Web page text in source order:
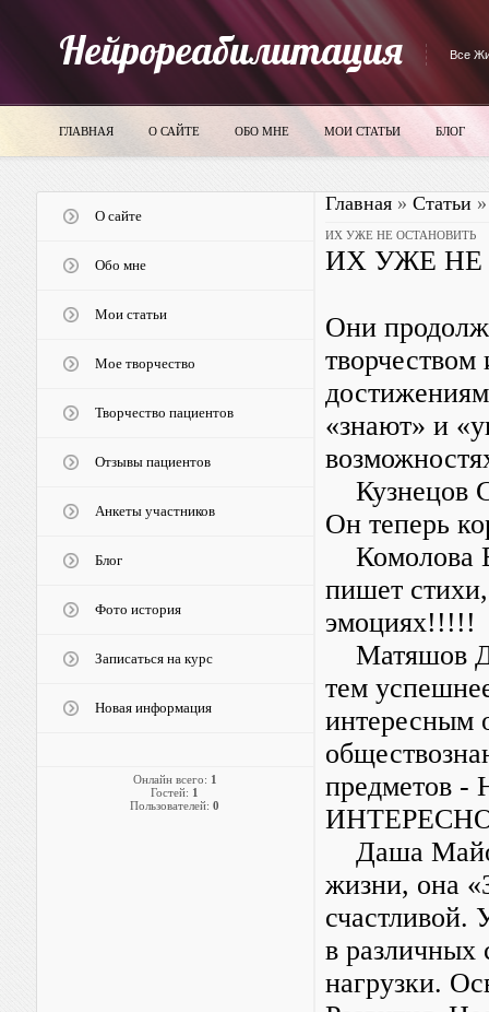
Нейрореабилитация Все
ГЛАВНАЯ О САЙТЕ ОБО МНЕ МОИ СТАТЬИ БЛОГ
О сайте
Обо мне
Мои статьи
Мое творчество
Творчество пациентов
Отзывы пациентов
Анкеты участников
Блог
Фото история
Записаться на курс
Новая информация
Онлайн всего: 1
Гостей: 1
Пользователей: 0
Главная» Статьи
ИХ УЖЕ НЕ ОСТАНОВИТЬ
ИХ УЖЕ НЕ
Они
«знают» и
Кузнецов
Он теперь
Комолова
пишет
эмоциях!!!!!
Матяшов
тем
интересным
Даша
жизни, она
счастливой.
в различных
нагрузки.